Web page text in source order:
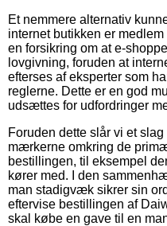
Et nemmere alternativ
internet butikken er
en forsikring om at e-
lovgivning, foruden at
efterses af eksperter som
reglerne. Dette er en god
udsættes for udfordringer
Foruden dette slår vi et
mærkerne omkring de
bestillingen, til eksempel
kører med. I den
man stadigvæk sikrer sin
eftervise bestillingen af
skal købe en gave til en